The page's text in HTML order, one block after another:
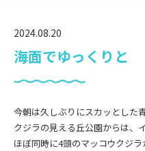
2024.08.20
海面でゆっくりと
今朝は久しぶりにスカッとした
クジラの見える丘公園からは、
ほぼ同時に4頭のマッコウクジ